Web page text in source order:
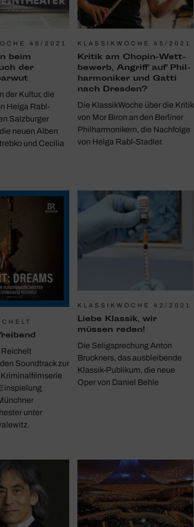
46/2021
beim
der
der Kultur, die
Helga Rabl-
Salzburger
neuen Alben
und Cecilia
KLASSIKWOCHE 45/2021
Kritik am Chopin-Wett­
be­werb, Angriff auf Phil­
har­mo­niker und Gatti
nach Dresden?
Die KlassikWoche über die Kritik
von Mor Biron an den Berliner
Philharmonikern, die Nachfolge
von Helga Rabl-Stadler.
Soundtrack zur
Kriminalfilmserie
unter
KLASSIKWOCHE 42/2021
Liebe Klassik, wir
müssen reden!
Die Seligsprechung Anton
Bruckners, das ausbleibende
Klassik-Publikum, die neue
Oper von Daniel Behle